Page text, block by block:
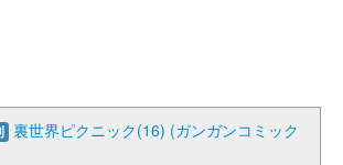
裏世界ピクニック(16) (ガンガンコミック